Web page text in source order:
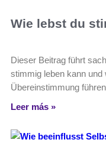
Wie lebst du
Dieser Beitrag führt
stimmig leben kann
Übereinstimmung
Leer más »